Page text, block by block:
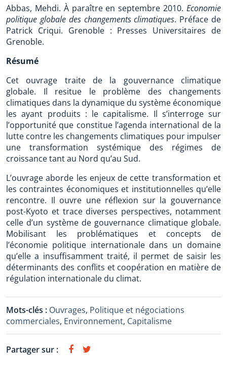
Abbas, Mehdi. À paraître en septembre 2010. Economie
politique globale des changements climatiques. Préface de
Patrick Criqui. Grenoble : Presses Universitaires de
Grenoble.
Résumé
Cet ouvrage traite de la gouvernance climatique
globale. Il resitue le problème des changements
climatiques dans la dynamique du système économique
les ayant produits : le capitalisme. Il s’interroge sur
l’opportunité que constitue l’agenda international de la
lutte contre les changements climatiques pour impulser
une transformation systémique des régimes de
croissance tant au Nord qu’au Sud.
L’ouvrage aborde les enjeux de cette transformation et
les contraintes économiques et institutionnelles qu’elle
rencontre. Il ouvre une réflexion sur la gouvernance
post-Kyoto et trace diverses perspectives, notamment
celle d’un système de gouvernance climatique globale.
Mobilisant les problématiques et concepts de
l’économie politique internationale dans un domaine
qu’elle a insuffisamment traité, il permet de saisir les
déterminants des conflits et coopération en matière de
régulation internationale du climat.
Mots-clés : Ouvrages, Politique et négociations
commerciales, Environnement, Capitalisme
Partager sur :